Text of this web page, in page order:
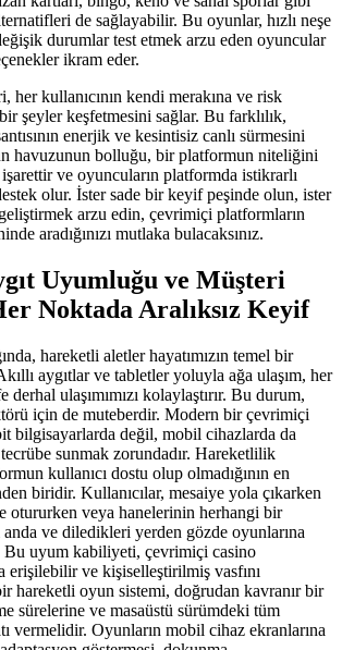
de sağlayabilir. Bu oyunlar, hızlı neşe
durumlar test etmek arzu eden oyuncular
ikram eder.
her kullanıcının kendi merakına ve risk
şeyler keşfetmesini sağlar. Bu farklılık,
enerjik ve kesintisiz canlı sürmesini
havuzunun bolluğu, bir platformun niteliğini
ve oyuncuların platformda istikrarlı
olur. İster sade bir keyif peşinde olun, ister
arzu edin, çevrimiçi platformların
aradığınızı mutlaka bulacaksınız.
Uyumluğu ve Müşteri
Noktada Aralıksız Keyif
hareketli aletler hayatımızın temel bir
aygıtlar ve tabletler yoluyla ağa ulaşım, her
ulaşımımızı kolaylaştırır. Bu durum,
için de muteberdir. Modern bir çevrimiçi
bilgisayarlarda değil, mobil cihazlarda da
sunmak zorundadır. Hareketlilik
kullanıcı dostu olup olmadığının en
biridir. Kullanıcılar, mesaiye yola çıkarken
otururken veya hanelerinin herhangi bir
anda ve diledikleri yerden gözde oyunlarına
Bu uyum kabiliyeti, çevrimiçi casino
erişilebilir ve kişiselleştirilmiş vasfını
hareketli oyun sistemi, doğrudan kavranır bir
sürelerine ve masaüstü sürümdeki tüm
vermelidir. Oyunların mobil cihaz ekranlarına